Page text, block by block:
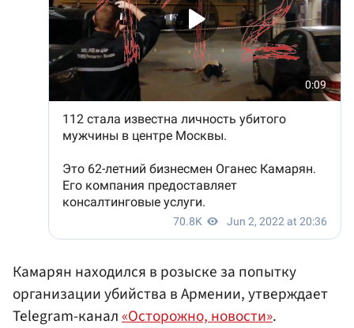
Камарян находился в розыске за попытку
организации убийства в Армении, утверждает
Telegram-канал«Осторожно, новости».